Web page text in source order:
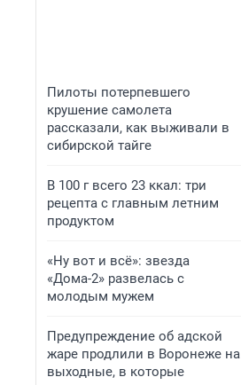
Пилоты потерпевшего
крушение самолета
рассказали, как выживали в
сибирской тайге
В 100 г всего 23 ккал: три
рецепта с главным летним
продуктом
«Ну вот и всё»: звезда
«Дома-2» развелась с
молодым мужем
Предупреждение об адской
жаре продлили в Воронеже на
выходные, в которые